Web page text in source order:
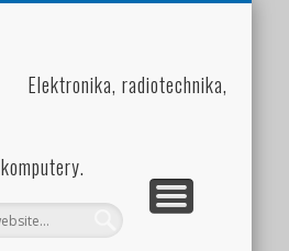
Elektronika, radiotechnika,
komputery.